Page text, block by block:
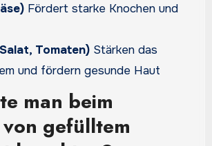
Fördert starke Knochen und
Tomaten) Stärken das
und fördern gesunde Haut
man beim
gefülltem